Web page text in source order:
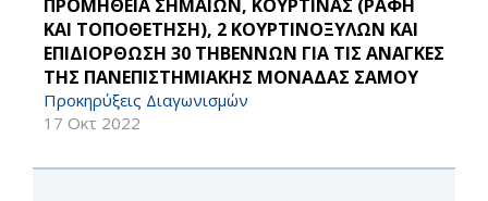
ΠΡΟΜΗΘΕΙΑ ΣΗΜΑΙΩΝ, ΚΟΥΡΤΙΝΑΣ (ΡΑΦΗ
ΚΑΙ ΤΟΠΟΘΕΤΗΣΗ), 2 ΚΟΥΡΤΙΝΟΞΥΛΩΝ ΚΑΙ
ΕΠΙΔΙΟΡΘΩΣΗ 30 ΤΗΒΕΝΝΩΝ ΓΙΑ ΤΙΣ ΑΝΑΓΚΕΣ
ΤΗΣ ΠΑΝΕΠΙΣΤΗΜΙΑΚΗΣ ΜΟΝΑΔΑΣ ΣΑΜΟΥ
Προκηρύξεις Διαγωνισμών
17 Οκτ 2022